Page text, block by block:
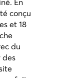
conçu
et 18
du
des